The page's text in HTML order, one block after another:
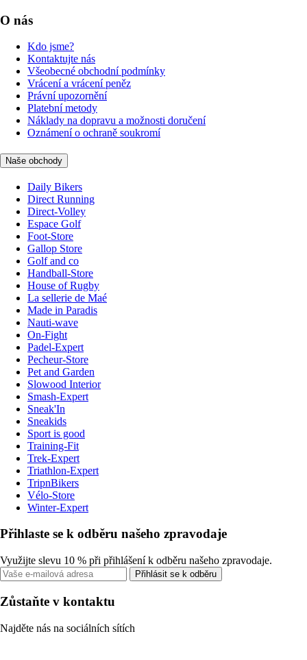
O nás
Kdo jsme?
Kontaktujte nás
Všeobecné obchodní podmínky
Vrácení a vrácení peněz
Právní upozornění
Platební metody
Náklady na dopravu a možnosti doručení
Oznámení o ochraně soukromí
Naše obchody
Daily Bikers
Direct Running
Direct-Volley
Espace Golf
Foot-Store
Gallop Store
Golf and co
Handball-Store
House of Rugby
La sellerie de Maé
Made in Paradis
Nauti-wave
On-Fight
Padel-Expert
Pecheur-Store
Pet and Garden
Slowood Interior
Smash-Expert
Sneak'In
Sneakids
Sport is good
Training-Fit
Trek-Expert
Triathlon-Expert
TripnBikers
Vélo-Store
Winter-Expert
Přihlaste se k odběru našeho zpravodaje
Využijte slevu 10 % při přihlášení k odběru našeho zpravodaje.
Přihlásit se k odběru
Zůstaňte v kontaktu
Najděte nás na sociálních sítích